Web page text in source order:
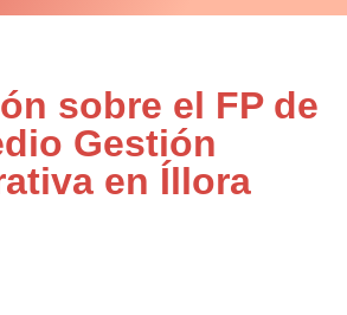
sobre el FP de
Gestión
en Íllora